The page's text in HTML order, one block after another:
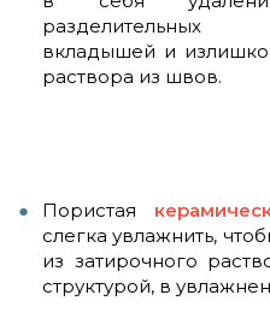
разделительных
вкладышей и
раствора из швов.
Пористая
слегка увлажнить,
из затирочного
структурой, в